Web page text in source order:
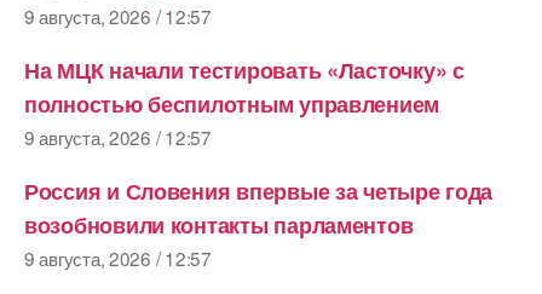
9 августа, 2026 / 12:57
На МЦК начали тестировать «Ласточку» с
полностью беспилотным управлением
9 августа, 2026 / 12:57
Россия и Словения впервые за четыре года
возобновили контакты парламентов
9 августа, 2026 / 12:57